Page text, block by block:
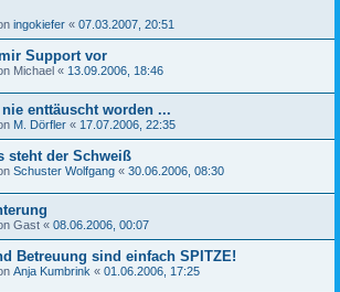
ingokiefer « 07.03.2007, 20:51
Support vor
Michael « 13.09.2006, 18:46
enttäuscht worden ...
M. Dörfler « 17.07.2006, 22:35
steht der Schweiß
Schuster Wolfgang « 30.06.2006, 08:30
Gast « 08.06.2006, 00:07
Betreuung sind einfach SPITZE!
Anja Kumbrink « 01.06.2006, 17:25